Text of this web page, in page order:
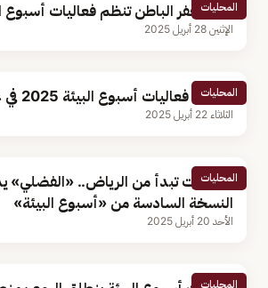
المحليات
أمانة حفر الباطن تنظم فعاليات أسبوع
الإثنين 28 أبريل 2025
المحليات
انطلاق فعاليات أسبوع البيئة 2025 في عسير
الثلاثاء 22 أبريل 2025
المحليات
بفعاليات تبدأ من الرياض.. «الفضلي»
النسخة السادسة من «أسبوع البيئة»
الأحد 20 أبريل 2025
المحليات